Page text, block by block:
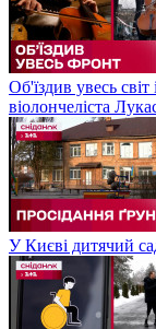
Об'їздив увесь світ
віолончеліста
У Києві дитячий